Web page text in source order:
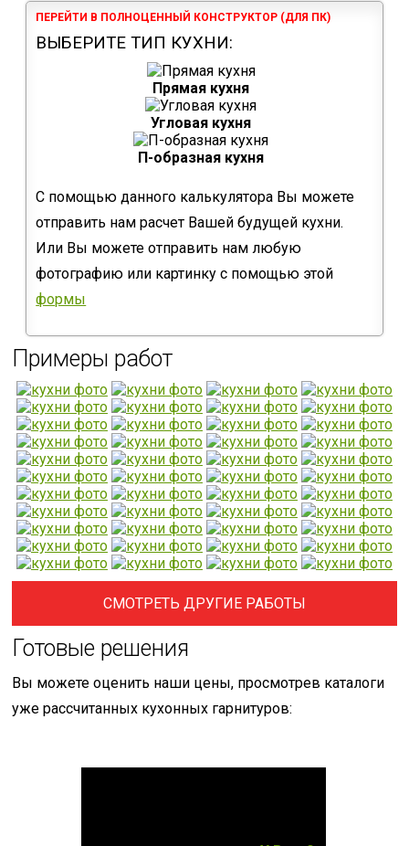
ПЕРЕЙТИ В ПОЛНОЦЕННЫЙ КОНСТРУКТОР (ДЛЯ ПК)
ВЫБЕРИТЕ ТИП КУХНИ:
Прямая кухня
Угловая кухня
П-образная кухня
С помощью данного калькулятора Вы можете
отправить нам расчет Вашей будущей кухни.
Или Вы можете отправить нам любую
фотографию или картинку с помощью этой
формы
Примеры работ
СМОТРЕТЬ ДРУГИЕ РАБОТЫ
Готовые решения
Вы можете оценить наши цены, просмотрев каталоги
уже рассчитанных кухонных гарнитуров: